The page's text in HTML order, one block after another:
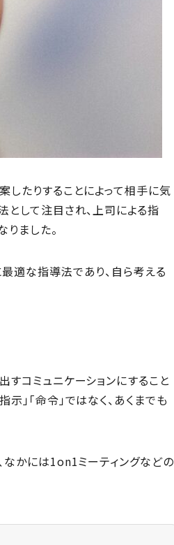
したりすることによって相手に気
として注目され、上司による指
ました。
適な指導法であり、自ら考える
すコミュニケーションにすること
」「命令」ではなく、あくまでも
かには1on1ミーティングなどの